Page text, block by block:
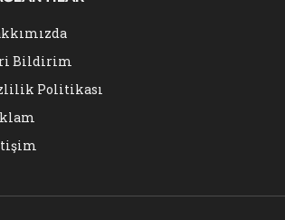
Bildirim
Politikası